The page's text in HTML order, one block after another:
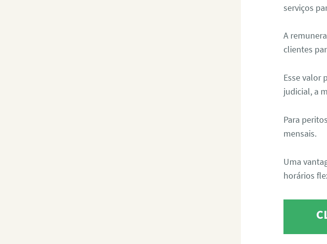
serviços
A
clientes
Esse valor
judicial, a
Para
mensais.
Uma
horários